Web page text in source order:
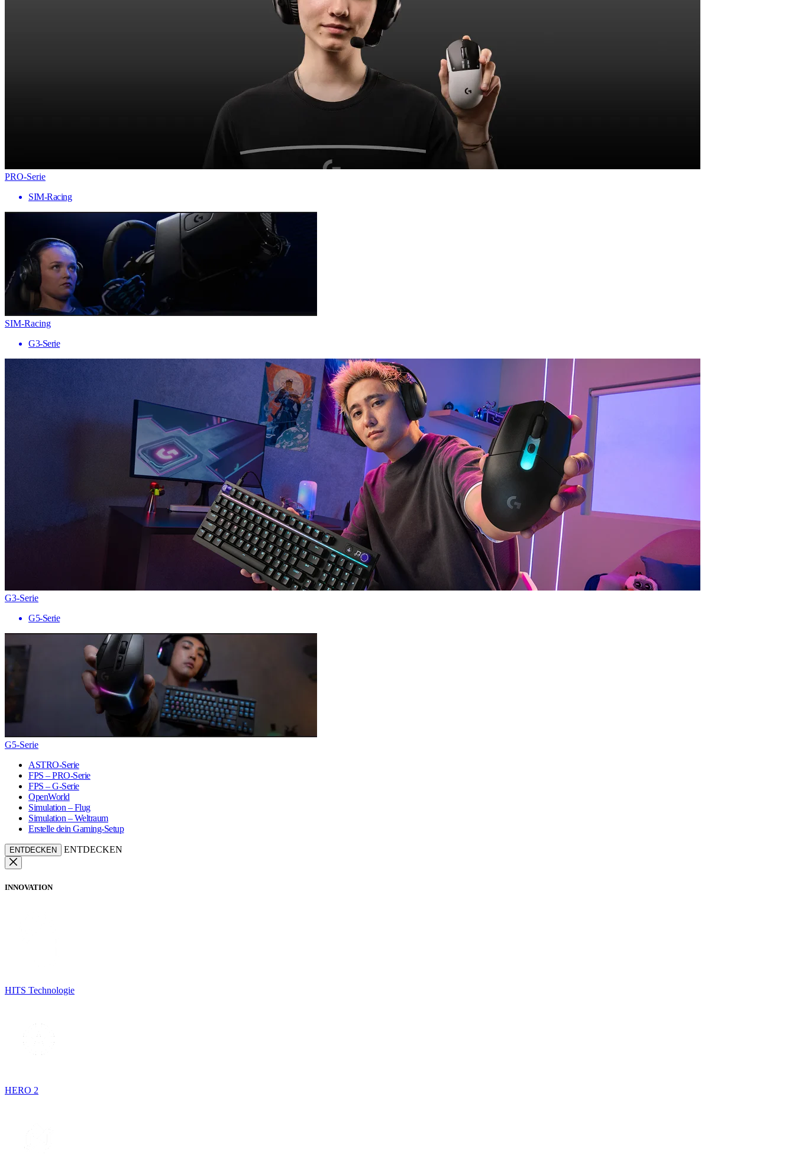
PRO-Serie
SIM-Racing
SIM-Racing
G3-Serie
G3-Serie
G5-Serie
G5-Serie
ASTRO-Serie
FPS – PRO-Serie
FPS – G-Serie
OpenWorld
Simulation – Flug
Simulation – Weltraum
Erstelle dein Gaming-Setup
ENTDECKEN ENTDECKEN
INNOVATION
HITS Technologie
HERO 2